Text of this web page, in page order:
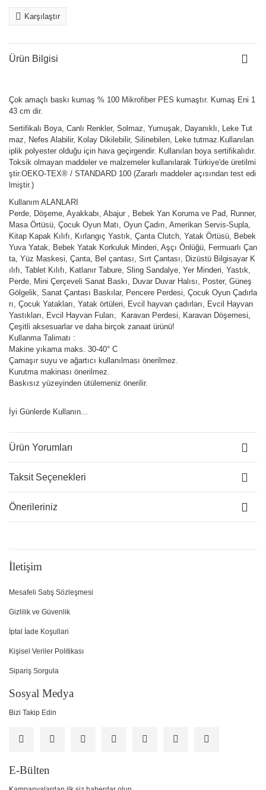
Karşılaştır
Ürün Bilgisi
Çok amaçlı baskı kumaş % 100 Mikrofiber PES kumaştır. Kumaş Eni 1
43 cm dir.
Sertifikalı Boya, Canlı Renkler, Solmaz, Yumuşak, Dayanıklı, Leke Tut
maz, Nefes Alabilir, Kolay Dikilebilir, Silinebilen, Leke tutmaz.Kullanılan
iplik polyester olduğu için hava geçirgendir. Kullanılan boya sertifikalıdır.
Toksik olmayan maddeler ve malzemeler kullanılarak Türkiye'de üretilmi
ştir.OEKO-TEX® / STANDARD 100 (Zararlı maddeler açısından test edi
lmiştir.)
Kullanım ALANLARI
Perde, Döşeme, Ayakkabı, Abajur , Bebek Yan Koruma ve Pad, Runner,
Masa Örtüsü, Çocuk Oyun Matı, Oyun Çadırı, Amerikan Servis-Supla,
Kitap Kapak Kılıfı, Kırlangıç Yastık, Çanta Clutch, Yatak Örtüsü, Bebek
Yuva Yatak, Bebek Yatak Korkuluk Minderi, Aşçı Önlüğü, Fermuarlı Çan
ta, Yüz Maskesi, Çanta, Bel çantası, Sırt Çantası, Dizüstü Bilgisayar K
ılıfı, Tablet Kılıfı, Katlanır Tabure, Sling Sandalye, Yer Minderi, Yastık,
Perde, Mini Çerçeveli Sanat Baskı, Duvar Duvar Halısı, Poster, Güneş
Gölgelik, Sanat Çantası Baskılar, Pencere Perdesi, Çocuk Oyun Çadırla
rı, Çocuk Yatakları, Yatak örtüleri, Evcil hayvan çadırları, Evcil Hayvan
Yastıkları, Evcil Hayvan Fuları, Karavan Perdesi, Karavan Döşemesi,
Çeşitli aksesuarlar ve daha birçok zanaat ürünü!
Kullanma Talimatı :
Makine yıkama maks. 30-40° C
Çamaşır suyu ve ağartıcı kullanılması önerilmez.
Kurutma makinası önerilmez.
Baskısız yüzeyinden ütülemeniz önerilir.
İyi Günlerde Kullanın...
Ürün Yorumları
Taksit Seçenekleri
Önerileriniz
İletişim
Mesafeli Satış Sözleşmesi
Gizlilik ve Güvenlik
İptal İade Koşullari
Kişisel Veriler Politikası
Sipariş Sorgula
Sosyal Medya
Bizi Takip Edin
E-Bülten